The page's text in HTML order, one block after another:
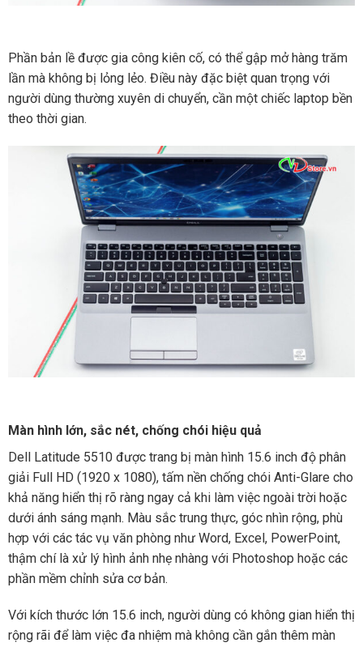
Phần bản lề được gia công kiên cố, có thể gập mở hàng trăm
lần mà không bị lỏng lẻo. Điều này đặc biệt quan trọng với
người dùng thường xuyên di chuyển, cần một chiếc laptop bền
theo thời gian.
Màn hình lớn, sắc nét, chống chói hiệu quả
Dell Latitude 5510 được trang bị màn hình 15.6 inch độ phân
giải Full HD (1920 x 1080), tấm nền chống chói Anti-Glare cho
khả năng hiển thị rõ ràng ngay cả khi làm việc ngoài trời hoặc
dưới ánh sáng mạnh. Màu sắc trung thực, góc nhìn rộng, phù
hợp với các tác vụ văn phòng như Word, Excel, PowerPoint,
thậm chí là xử lý hình ảnh nhẹ nhàng với Photoshop hoặc các
phần mềm chỉnh sửa cơ bản.
Với kích thước lớn 15.6 inch, người dùng có không gian hiển thị
rộng rãi để làm việc đa nhiệm mà không cần gắn thêm màn